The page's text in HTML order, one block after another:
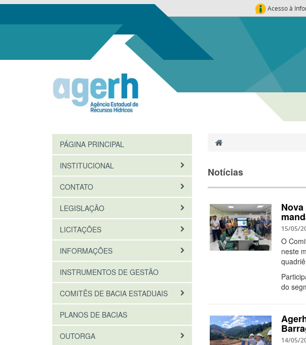
Acesso à
PÁGINA PRINCIPAL
INSTITUCIONAL
CONTATO
LEGISLAÇÃO
LICITAÇÕES
INFORMAÇÕES
INSTRUMENTOS DE GESTÃO
COMITÊS DE BACIA ESTADUAIS
PLANOS DE BACIAS
OUTORGA
Notícias
15/05/
O
neste
do
14/05/